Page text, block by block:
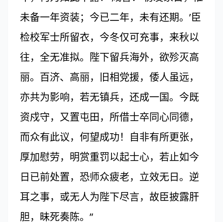
未备一年资装；今已二年，未有还期。’臣
检校军士所留衣，今冬仅可充事，来秋以
往，全无准拟。陛下留兵海外，欲殄灭高
丽。百济、高丽，旧相党援，倭人虽远，
亦共为影响，若无镇兵，还成一国。今既
资戍守，又置屯田，所借士卒同心同德，
而众有此议，何望成功！自非有所更张，
厚加慰劳，明赏重罚以起士心，若止如今
日已前处置，恐师众疲老，立效无日。逆
耳之事，或无人为陛下尽言，故臣披露肝
胆，昧死奏陈。”